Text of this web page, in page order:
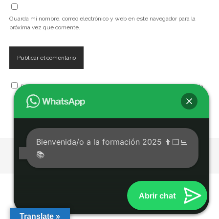
Guarda mi nombre, correo electrónico y web en este navegador para la
próxima vez que comente.
Recibe, artículos, cursos, seminarios, talleres y eventos de la Escuela
Tema Chosen para WordPress de Compete Themes.
Translate »
Bienvenida/o a la formación 2025 👨🏻‍💻
📚
Abrir chat